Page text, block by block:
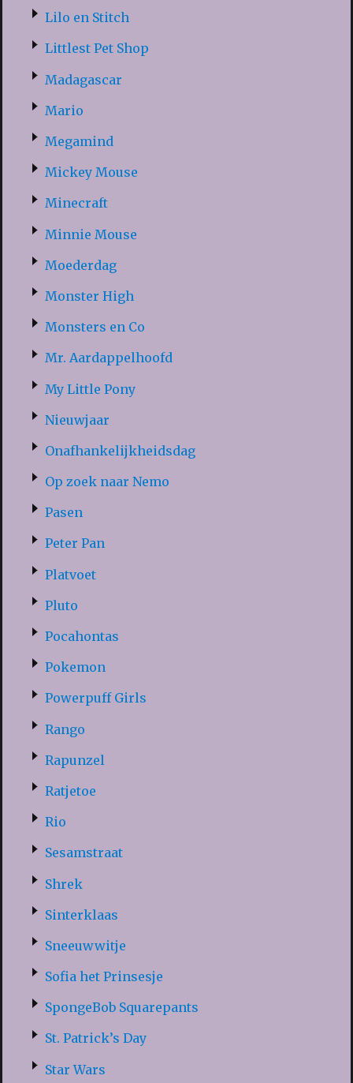
Lilo en Stitch
Littlest Pet Shop
Madagascar
Mario
Megamind
Mickey Mouse
Minecraft
Minnie Mouse
Moederdag
Monster High
Monsters en Co
Mr. Aardappelhoofd
My Little Pony
Nieuwjaar
Onafhankelijkheidsdag
Op zoek naar Nemo
Pasen
Peter Pan
Platvoet
Pluto
Pocahontas
Pokemon
Powerpuff Girls
Rango
Rapunzel
Ratjetoe
Rio
Sesamstraat
Shrek
Sinterklaas
Sneeuwwitje
Sofia het Prinsesje
SpongeBob Squarepants
St. Patrick’s Day
Star Wars